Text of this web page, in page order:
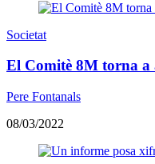
Societat
El Comitè 8M torna a
Pere Fontanals
08/03/2022